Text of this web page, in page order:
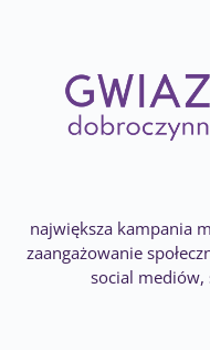
największa kampania
zaangażowanie
social